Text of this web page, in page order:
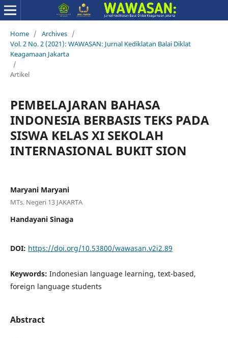
Home / Archives /
Vol. 2 No. 2 (2021): WAWASAN: Jurnal Kediklatan Balai Diklat
Keagamaan Jakarta
/
Artikel
PEMBELAJARAN BAHASA
INDONESIA BERBASIS TEKS PADA
SISWA KELAS XI SEKOLAH
INTERNASIONAL BUKIT SION
Maryani Maryani
MTs. Negeri 13 JAKARTA
Handayani Sinaga
DOI: https://doi.org/10.53800/wawasan.v2i2.89
Keywords: Indonesian language learning, text-based,
foreign language students
Abstract